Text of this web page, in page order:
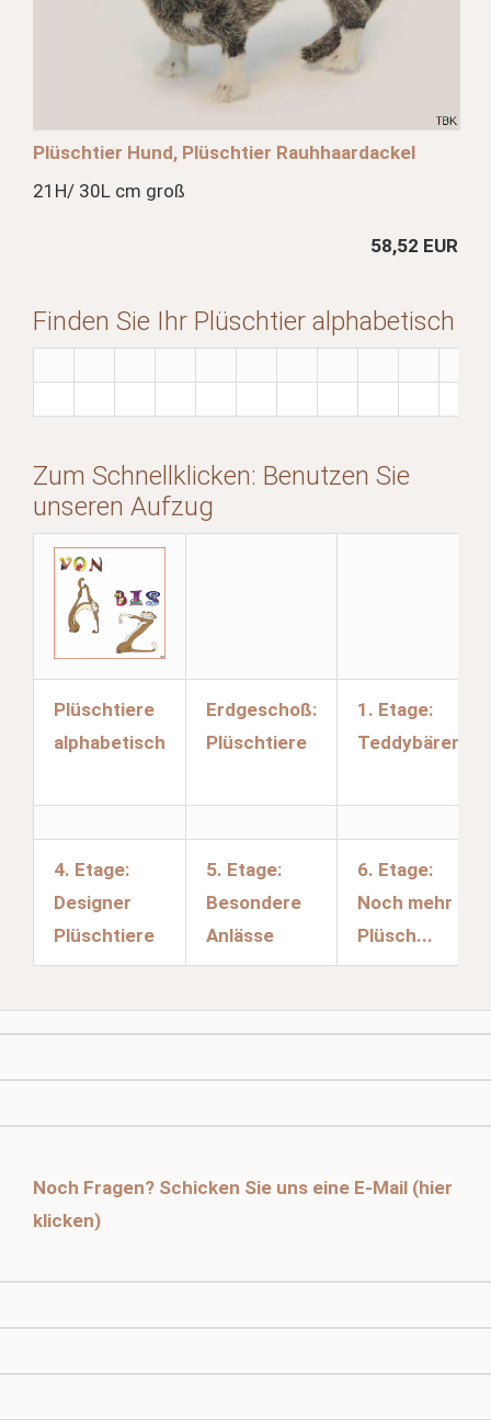
Plüschtier Hund, Plüschtier Rauhhaardackel
21H/ 30L cm groß
58,52 EUR
Finden Sie Ihr Plüschtier alphabetisch
Zum Schnellklicken: Benutzen Sie
unseren Aufzug
Plüschtiere
alphabetisch
Erdgeschoß:
Plüschtiere
1. Etage:
Teddybären
4. Etage:
Designer
Plüschtiere
5. Etage:
Besondere
Anlässe
6. Etage:
Noch mehr
Plüsch...
Noch Fragen? Schicken Sie uns eine E-Mail (hier
klicken)